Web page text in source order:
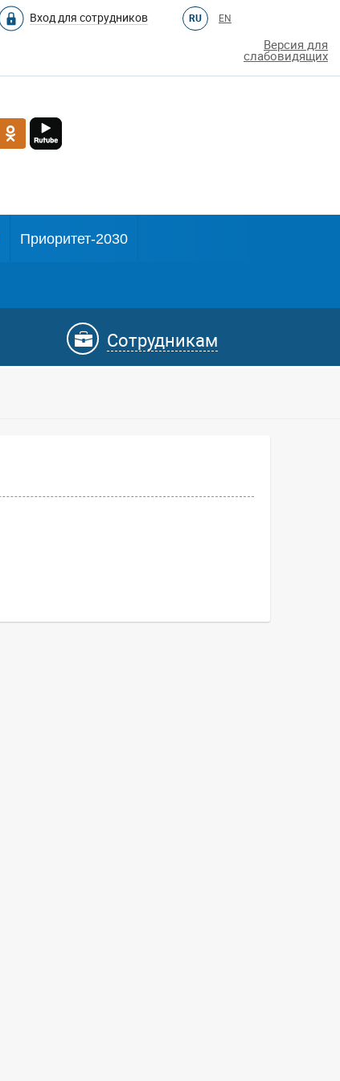
Вход для сотрудников RU EN
Версия для
слабовидящих
Приоритет-2030
Сотрудникам